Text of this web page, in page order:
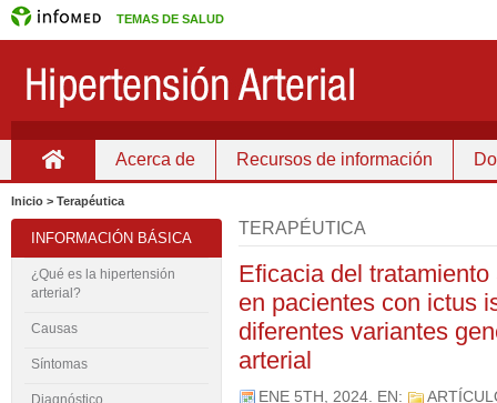
TEMAS DE SALUD
Acerca de Recursos de información
Inicio > Terapéutica
TERAPÉUTICA
Eficacia del
en pacientes con ictus
diferentes variantes
arterial
ENE 5TH, 2024. EN:
INFORMACIÓN BÁSICA
¿Qué es la hipertensión
arterial?
Causas
Síntomas